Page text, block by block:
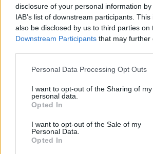
disclosure of your personal information
IAB’s list of downstream participants.
also be disclosed by us to third parties on
Downstream Participants that may further
Please note that this website/app uses
not limited to your visit or usage
grant or deny consent to Google and its
use your data for below specified
consent section.
Personal Data Processing Opt Outs
I want to opt-out of the Sharing of my
personal data.
Opted In
I want to opt-out of the Sale of my
Personal Data.
Opted In
A Latin Grammyn 49
díjakat, minden egyes trófeáért
versengtek. Összesen ötezer
választották ki a díjazottakat. A
gálát a Mandalay Bay Events
rendezték, az eseményt az
A Latin Grammy művészeit
"hagyományos" Grammy-díjak
kitüntetik több kategóriában.
Forrás: